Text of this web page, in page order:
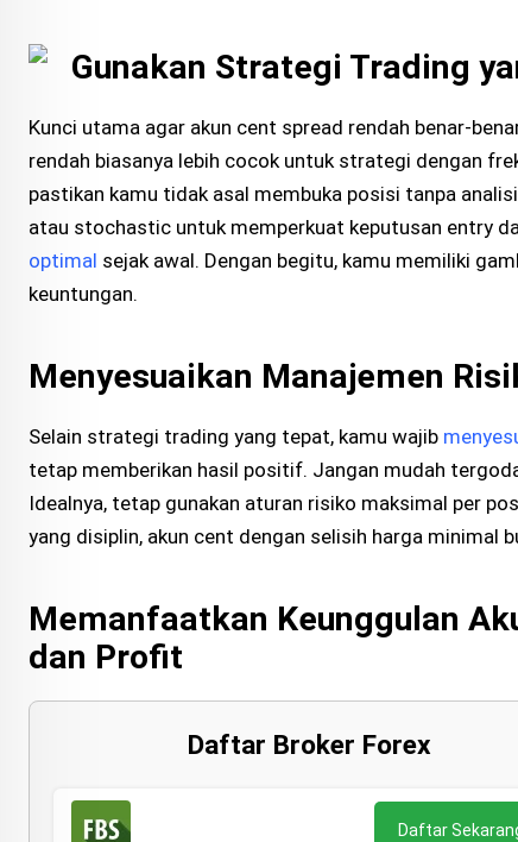
Gunakan Strategi Trading
Kunci utama agar akun cent spread rendah benar-
rendah biasanya lebih cocok untuk strategi dengan
pastikan kamu tidak asal membuka posisi tanpa
atau stochastic untuk memperkuat keputusan entry
optimal sejak awal. Dengan begitu, kamu memiliki
keuntungan.
Menyesuaikan Manajemen
Selain strategi trading yang tepat, kamu wajib
tetap memberikan hasil positif. Jangan mudah
Idealnya, tetap gunakan aturan risiko maksimal per
yang disiplin, akun cent dengan selisih harga minimal
Memanfaatkan Keunggulan
dan Profit
Daftar Broker Forex
Daftar